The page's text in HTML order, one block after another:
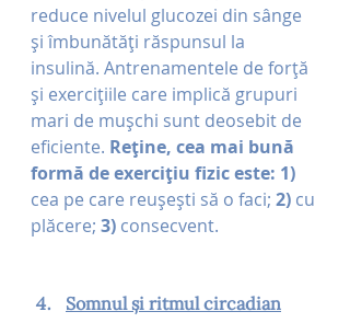
reduce nivelul glucozei din sânge
și îmbunătăți răspunsul la
insulină. Antrenamentele de forță
și exercițiile care implică grupuri
mari de mușchi sunt deosebit de
eficiente. Reține, cea mai bună
formă de exercițiu fizic este: 1)
cea pe care reușești să o faci; 2) cu
plăcere; 3) consecvent.
Somnul și ritmul circadian